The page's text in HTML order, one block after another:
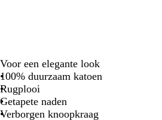
Voor een elegante look
100% duurzaam katoen
Rugplooi
Getapete naden
Verborgen knoopkraag